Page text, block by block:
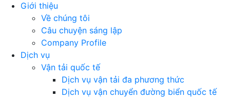
Giới thiệu
Về chúng tôi
Câu chuyện sáng lập
Company Profile
Dịch vụ
Vận tải quốc tế
Dịch vụ vận tải đa phương thức
Dịch vụ vận chuyển đường biển quốc tế